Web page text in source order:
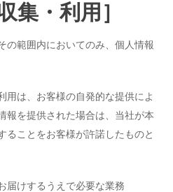
集・利用］
の範囲内においてのみ、個人情報
用は、お客様の自発的な提供によ
報を提供された場合は、当社が本
ることをお客様が許諾したものと
届けするうえで必要な業務